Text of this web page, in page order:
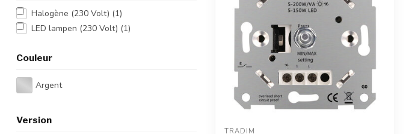
Halogène (230 Volt) (1)
LED lampen (230 Volt) (1)
Couleur
Argent
Version
TRADIM